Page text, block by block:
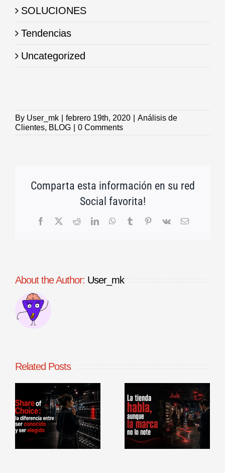
SOLUCIONES
Tendencias
Uncategorized
By User_mk febrero 19th, 2020
Análisis de
Clientes, BLOG 0 Comments
Comparta esta información en su red
Social favorita!
Facebook
X RedditLinkedInWhatsApp
TumblrPinterest
Vk Email
About the Author: User_mk
Related Posts
La tienda
habla, aunque
la marca no lo
note
Benchmarking
de procesos
comerciales en
punto de venta